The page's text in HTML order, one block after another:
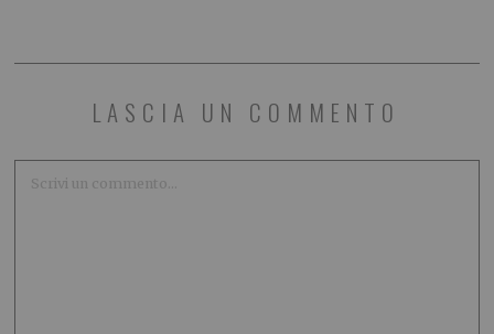
LASCIA UN COMMENTO